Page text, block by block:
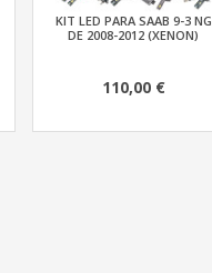
KIT LED PARA SAAB 9-3 NG
DE 2008-2012 (XENON)
110,00 €